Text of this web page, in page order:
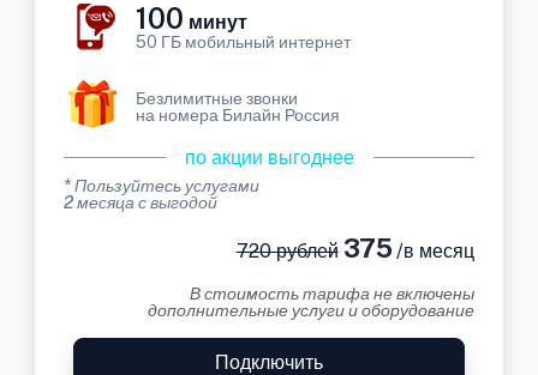
100 минут
50 ГБ мобильный интернет
Безлимитные звонки
на номера Билайн Россия
по акции выгоднее
* Пользуйтесь услугами
2 месяца с выгодой
720 рублей375 /в месяц
В стоимость тарифа не включены
дополнительные услуги и оборудование
Подключить